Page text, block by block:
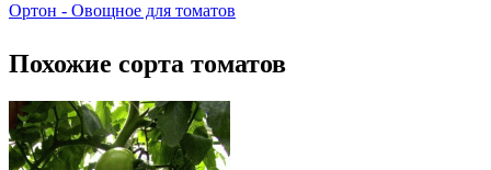
Ортон - Овощное для томатов
Похожие сорта томатов